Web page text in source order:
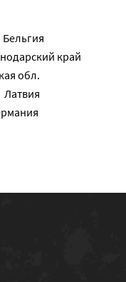
Бельгия
край
обл.
Латвия